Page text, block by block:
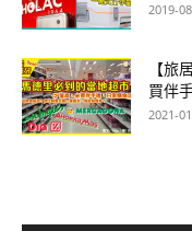
2019-
【旅
買伴
2021-